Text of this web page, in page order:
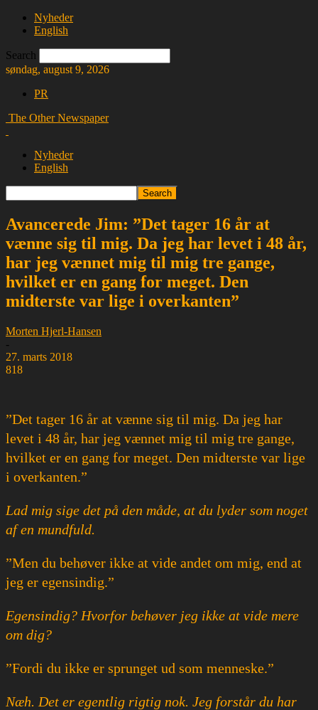
Nyheder
English
Search
søndag, august 9, 2026
PR
The Other Newspaper
Nyheder
English
Avancerede Jim: ”Det tager 16 år at
vænne sig til mig. Da jeg har levet i 48 år,
har jeg vænnet mig til mig tre gange,
hvilket er en gang for meget. Den
midterste var lige i overkanten”
Morten Hjerl-Hansen
-
27. marts 2018
818
”Det tager 16 år at vænne sig til mig. Da jeg har
levet i 48 år, har jeg vænnet mig til mig tre gange,
hvilket er en gang for meget. Den midterste var lige
i overkanten.”
Lad mig sige det på den måde, at du lyder som noget
af en mundfuld.
”Men du behøver ikke at vide andet om mig, end at
jeg er egensindig.”
Egensindig? Hvorfor behøver jeg ikke at vide mere
om dig?
”Fordi du ikke er sprunget ud som menneske.”
Næh. Det er egentlig rigtig nok. Jeg forstår du har